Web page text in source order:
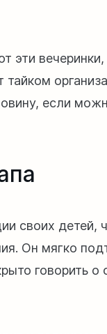
эти вечеринки,
если
своих детей,
Он мягко
говорить о